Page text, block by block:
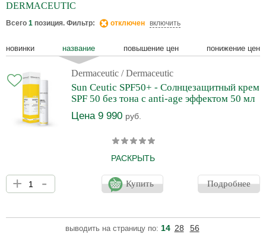
DERMACEUTIC
Всего 1 позиция. Фильтр: отключен включить
новинки название повышение цен понижение цен
Dermaceutic / Dermaceutic
Sun Ceutic SPF50+ - Солнцезащитный крем
SPF 50 без тона с anti-age эффектом 50 мл
Цена 9 990 руб.
РАСКРЫТЬ
Солнцезащитный крем SPF50+ без тона с физическими
факторами защиты. Питательные ингредиенты сохраняют кожу
увлажненной и эластичной, а мощный стимулятор стволовых
кожи.
+ - Купить Подробнее
выводить на страницу по: 14 28 56